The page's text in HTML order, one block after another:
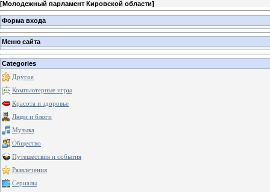
[Молодежный парламент Кировской области]
Форма входа
Меню сайта
Categories
Другое
Компьютерные игры
Красота и здоровье
Люди и блоги
Музыка
Общество
Путешествия и события
Развлечения
Сериалы